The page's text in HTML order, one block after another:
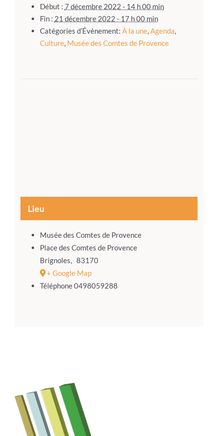
Début : 7 décembre 2022 - 14 h 00 min
Fin : 21 décembre 2022 - 17 h 00 min
Catégories d’Évènement: À la une,Agenda,
Culture, Musée des Comtes de Provence
Lieu
Musée des Comtes de Provence
Place des Comtes de Provence
Brignoles, 83170
+ Google Map
Téléphone0498059288